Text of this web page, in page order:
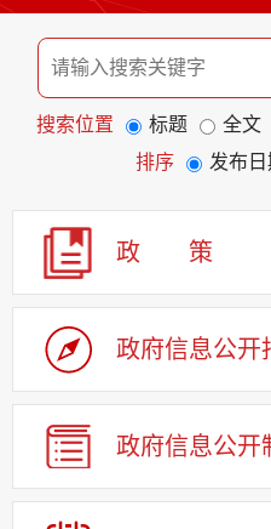
搜索位置 标题 全文
排序
发布日
政 策
政府信息公开
政府信息公开